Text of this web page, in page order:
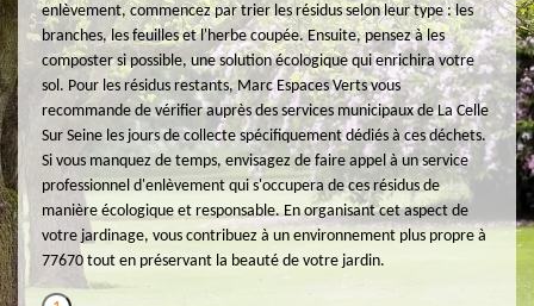
enlèvement, commencez par trier les résidus selon leur type : les
branches, les feuilles et l'herbe coupée. Ensuite, pensez à les
composter si possible, une solution écologique qui enrichira votre
sol. Pour les résidus restants, Marc Espaces Verts vous
recommande de vérifier auprès des services municipaux de La Celle
Sur Seine les jours de collecte spécifiquement dédiés à ces déchets.
Si vous manquez de temps, envisagez de faire appel à un service
professionnel d'enlèvement qui s'occupera de ces résidus de
manière écologique et responsable. En organisant cet aspect de
votre jardinage, vous contribuez à un environnement plus propre à
77670 tout en préservant la beauté de votre jardin.